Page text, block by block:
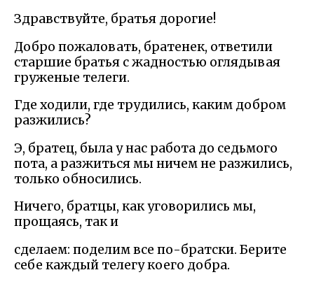
Здравствуйте, братья дорогие!
Добро пожаловать, братенек, ответили
старшие братья с жадностью оглядывая
груженые телеги.
Где ходили, где трудились, каким добром
разжились?
Э, братец, была у нас работа до седьмого
пота, а разжиться мы ничем не разжились,
только обносились.
Ничего, братцы, как уговорились мы,
прощаясь, так и
сделаем: поделим все по-братски. Берите
себе каждый телегу коего добра.